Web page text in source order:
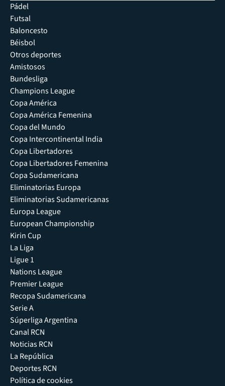
Pádel
Futsal
Baloncesto
Béisbol
Otros deportes
Amistosos
Bundesliga
Champions League
Copa América
Copa América Femenina
Copa del Mundo
Copa Intercontinental India
Copa Libertadores
Copa Libertadores Femenina
Copa Sudamericana
Eliminatorias Europa
Eliminatorias Sudamericanas
Europa League
European Championship
Kirin Cup
La Liga
Ligue 1
Nations League
Premier League
Recopa Sudamericana
Serie A
Súperliga Argentina
Canal RCN
Noticias RCN
La República
Deportes RCN
Política de cookies